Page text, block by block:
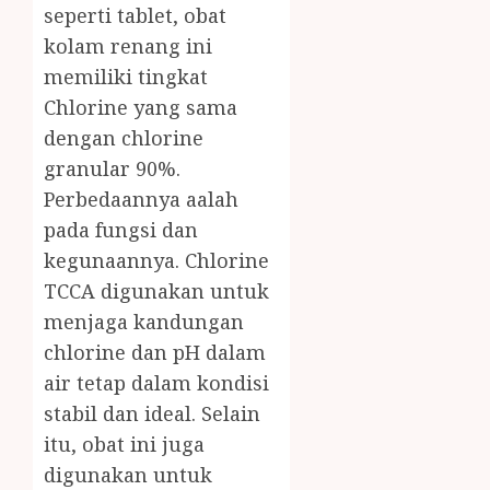
seperti tablet, obat
kolam renang ini
memiliki tingkat
Chlorine yang sama
dengan chlorine
granular 90%.
Perbedaannya aalah
pada fungsi dan
kegunaannya. Chlorine
TCCA digunakan untuk
menjaga kandungan
chlorine dan pH dalam
air tetap dalam kondisi
stabil dan ideal. Selain
itu, obat ini juga
digunakan untuk